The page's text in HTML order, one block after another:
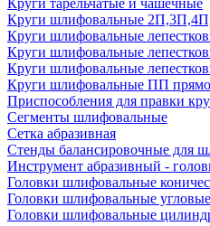
Круги тарельчатые и чашечные
Круги шлифовальные
Круги шлифовальные
Круги шлифовальные
Круги шлифовальные
Круги шлифовальные ПП
Приспособления для правки
Сегменты шлифовальные
Сетка абразивная
Стенды балансировочные для
Инструмент абразивный -
Головки шлифовальные
Головки шлифовальные
Головки шлифовальные